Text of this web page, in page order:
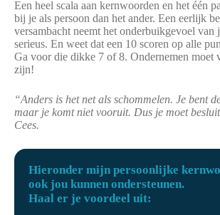
Een heel scala aan kernwoorden en het één
bij je als persoon dan het ander. Een eerlijk
versambacht neemt het onderbuikgevoel van
serieus. En weet dat een 10 scoren op alle
Ga voor die dikke 7 of 8. Ondernemen moet
zijn!
“Anders is het net als schommelen. Je bent
maar je komt niet vooruit. Dus je moet
Cees.
Hieronder mijn persoonlijke
ook jou kunnen ondersteunen.
Haal er je voordeel uit: